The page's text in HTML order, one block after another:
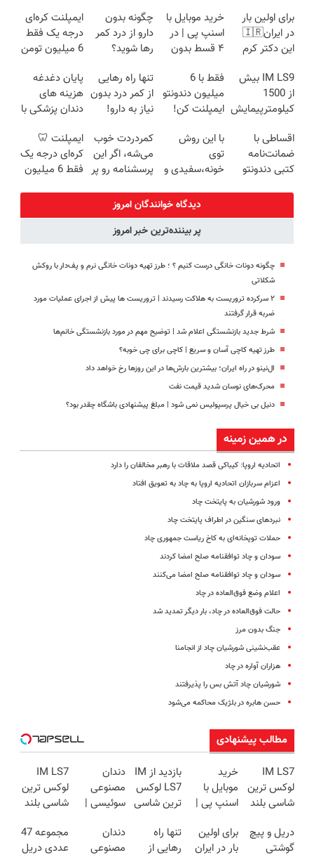
برای اولین بار
در ایران🇮🇷
این دکتر کرم
روزه ساخت!
خرید موبایل با
اسنپ پی | در
۴ قسط بدون
چگونه بدون
دارو از درد کمر
رها شوید؟
رو پرکن)
ایمپلنت کره‌ای
درجه یک فقط
6 میلیون تومن
IM LS9 بیش
از 1500
کیلومترپیمایش
فقط با 6
میلیون دندونتو
ایمپلنت کن!
تنها راه رهایی
از کمر درد بدون
نیاز به دارو!
پایان دغدغه
هزینه های
دندان پزشکی با
کننده خانگی
اقساطی با
ضمانت‌نامه
کتبی دندونتو
با این روش
توی
خونه،سفیدی و
برگردون
(40%off)
کمردردت خوب
می‌شه، اگر این
پرسشنامه رو پر
ایمپلنت 🦷
کره‌ای درجه یک
فقط 6 میلیون
دیدگاه خوانندگان امروز
پر بیننده‌ترین خبر امروز
چگونه دونات خانگی درست کنیم ؟ ؛ طرز تهیه دونات خانگی نرم و پف‌دار با روکش
شکلاتی
۲ سرکرده تروریست به هلاکت رسیدند | تروریست ها پیش از اجرای عملیات مورد
ضربه قرار گرفتند
شرط جدید بازنشستگی اعلام شد | توضیح مهم در مورد بازنشستگی خانم‌ها
طرز تهیه کاچی آسان و سریع | کاچی برای چی خوبه؟
ال‌نینو در راه ایران؛ بیشترین بارش‌ها در این روزها رخ خواهد داد
محرک‌های نوسان شدید قیمت نفت
دنیل بی خیال پرسپولیس نمی شود | مبلغ پیشنهادی باشگاه چقدر بود؟
در همین زمینه
اتحادیه اروپا: کیباکی قصد ملاقات با رهبر مخالفان را دارد
اعزام سربازان اتحادیه اروپا به چاد به تعویق افتاد
ورود شورشیان به پایتخت چاد
نبردهای سنگین در اطراف پایتخت چاد
حملات توپخانه‌ای به کاخ ریاست جمهوری چاد
سودان و چاد توافقنامه‌ صلح امضا کردند
سودان و چاد توافقنامه صلح امضا می‌کنند
اعلام وضع فو‌ق‌العاده در چاد
حالت فوق‌العاده در چاد، بار دیگر تمدید شد
جنگ بدون مرز
عقب‌نشینی شورشیان چاد از انجامنا
هزاران آواره در چاد
شورشیان چاد آتش بس را پذیرفتند
حسن هابره در بلژیک محاکمه می‌شود
مطالب پیشنهادی
IM LS7
لوکس ترین
شاسی بلند
خرید
موبایل با
اسنپ پی |
بدون سود و
کارمزد!
بازدید از IM
LS7 لوکس
ترین شاسی
ایران در
باشگاه
دندان
مصنوعی
سوئیسی |
مقاوم،
طبیعی!
IM LS7
لوکس ترین
شاسی بلند
دریل و پیچ
گوشتی
برای اولین
بار در ایران
تنها راه
رهایی از
دندان
مصنوعی
مجموعه 47
عددی دریل